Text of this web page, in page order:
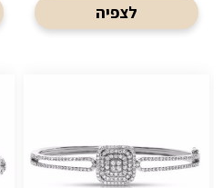
לצפיה